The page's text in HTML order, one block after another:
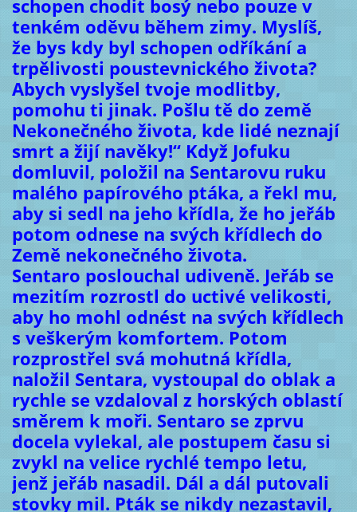
schopen chodit bosý nebo pouze v
tenkém oděvu během zimy. Myslíš,
že bys kdy byl schopen odříkání a
trpělivosti poustevnického života?
Abych vyslyšel tvoje modlitby,
pomohu ti jinak. Pošlu tě do země
Nekonečného života, kde lidé neznají
smrt a žijí navěky!“ Když Jofuku
domluvil, položil na Sentarovu ruku
malého papírového ptáka, a řekl mu,
aby si sedl na jeho křídla, že ho jeřáb
potom odnese na svých křídlech do
Země nekonečného života.
Sentaro poslouchal udiveně. Jeřáb se
mezitím rozrostl do uctivé velikosti,
aby ho mohl odnést na svých křídlech
s veškerým komfortem. Potom
rozprostřel svá mohutná křídla,
naložil Sentara, vystoupal do oblak a
rychle se vzdaloval z horských oblastí
směrem k moři. Sentaro se zprvu
docela vylekal, ale postupem času si
zvykl na velice rychlé tempo letu,
jenž jeřáb nasadil. Dál a dál putovali
stovky mil. Pták se nikdy nezastavil,